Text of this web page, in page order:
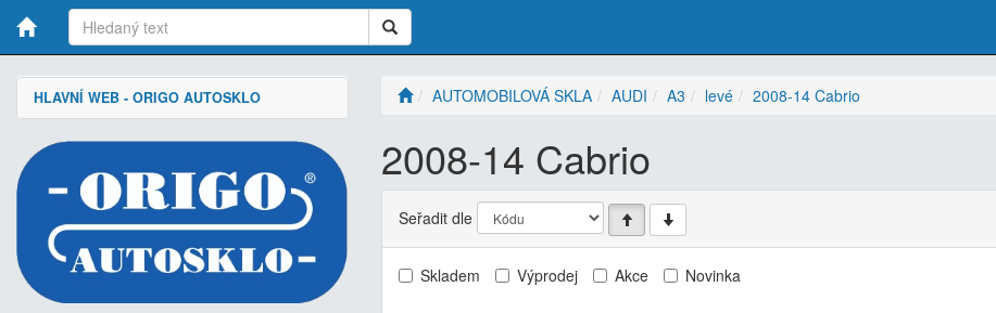
HLAVNÍ WEB - ORIGO AUTOSKLO AUTOMOBILOVÁ SKLA AUDI A3 levé 2008-14 Cabrio
2008-14 Cabrio
Seřadit dle
Skladem Výprodej Akce Novinka